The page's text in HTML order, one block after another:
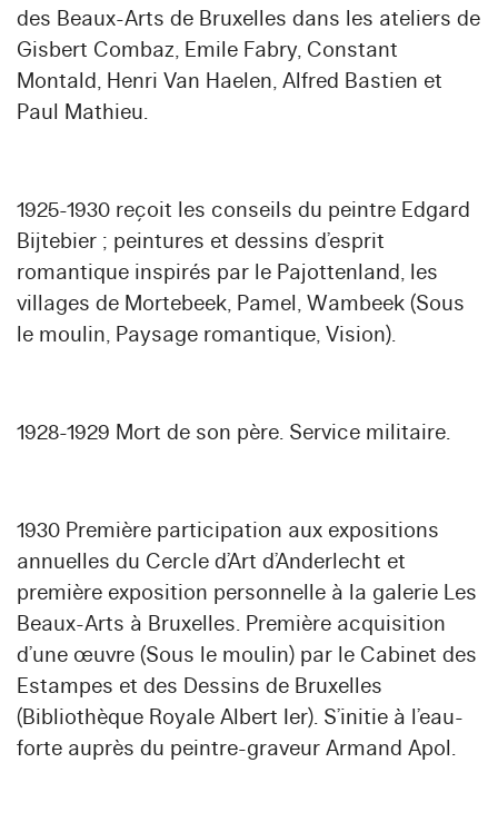
des Beaux-Arts de Bruxelles dans les ateliers de
Gisbert Combaz, Emile Fabry, Constant
Montald, Henri Van Haelen, Alfred Bastien et
Paul Mathieu.
1925-1930 reçoit les conseils du peintre Edgard
Bijtebier ; peintures et dessins d’esprit
romantique inspirés par le Pajottenland, les
villages de Mortebeek, Pamel, Wambeek (Sous
le moulin, Paysage romantique, Vision).
1928-1929 Mort de son père. Service militaire.
1930 Première participation aux expositions
annuelles du Cercle d’Art d’Anderlecht et
première exposition personnelle à la galerie Les
Beaux-Arts à Bruxelles. Première acquisition
d’une œuvre (Sous le moulin) par le Cabinet des
Estampes et des Dessins de Bruxelles
(Bibliothèque Royale Albert Ier). S’initie à l’eau-
forte auprès du peintre-graveur Armand Apol.